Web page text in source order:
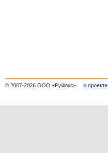
© 2007-2026 ООО «РуФокс» о проекте